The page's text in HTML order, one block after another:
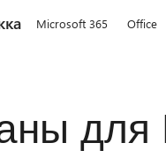
Microsoft 365 Office
для